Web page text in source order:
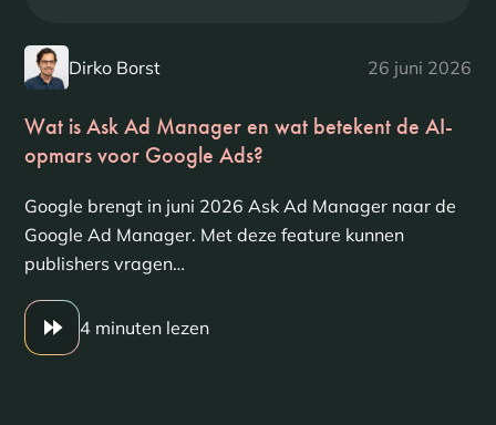
Dirko Borst 26 juni 2026
Wat is Ask Ad Manager en wat betekent de AI-
opmars voor Google Ads?
Google brengt in juni 2026 Ask Ad Manager naar de
Google Ad Manager. Met deze feature kunnen
publishers vragen…
4 minuten lezen